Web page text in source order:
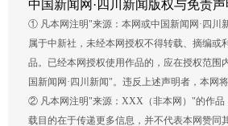
中国新闻网·四川新闻版权与免责声
① 凡本网注明"来源：本网或中国新闻网·四川
属于中新社，未经本网授权不得转载、摘编或
品。已经本网授权使用作品的，应在授权范围
国新闻网·四川新闻"。违反上述声明者，本网
② 凡本网注明"来源：XXX（非本网）"的作品
载目的在于传递更多信息，并不代表本网赞同